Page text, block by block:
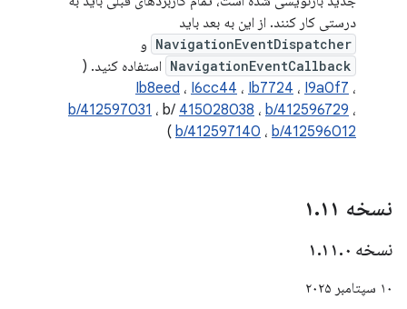
درستی کار کنند. از این به بعد باید
NavigationEventDispatcher و
NavigationEventCallback استفاده کنید. (
Ib8eed ، I6cc44 ، Ib7724 ، I9a0f7 ،
b/412597031 ، b/ 415028038 ، b/412596729 ،
b/412597140 ، b/412596012
)
نسخه ۱ .۱۱
نسخه ۱ .۱۱.۰
۱۰ سپتامبر ۲۰۲۵